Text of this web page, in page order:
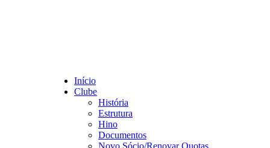
Início
Clube
História
Estrutura
Hino
Documentos
Novo Sócio/Renovar Quotas